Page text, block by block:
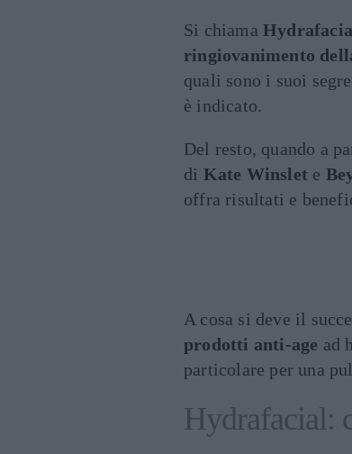
Si chiama
ringiovanimento
quali sono i suoi
è indicato.
Del resto, quando a
di Kate Winslet e
offra risultati e
A cosa si deve il
prodotti anti-age ad
particolare per una
Hydrafacial: